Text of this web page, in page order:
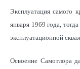
Эксплуатация самого
января 1969 года,
эксплуатационной
Освоение Самотлора